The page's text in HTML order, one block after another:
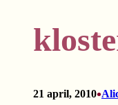
21 april, 2010•